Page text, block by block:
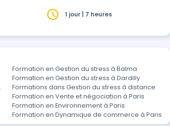
1 jour | 7 heures
Formation en Gestion du stress à Balma
Formation en Gestion du stress à Dardilly
Formations dans Gestion du stress à distance
Formation en Vente et négociation à Paris
Formation en Environnement à Paris
Formation en Dynamique de commerce à Paris